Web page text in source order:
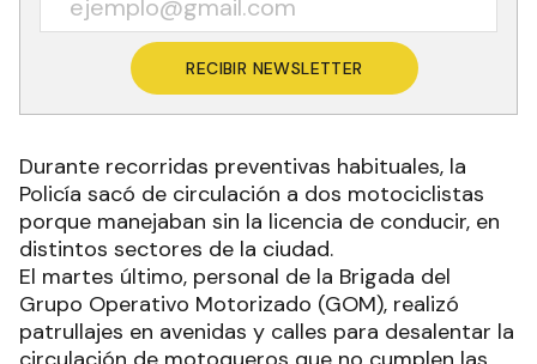
RECIBIR NEWSLETTER
Durante recorridas preventivas habituales, la
Policía sacó de circulación a dos motociclistas
porque manejaban sin la licencia de conducir, en
distintos sectores de la ciudad.
El martes último, personal de la Brigada del
Grupo Operativo Motorizado (GOM), realizó
patrullajes en avenidas y calles para desalentar la